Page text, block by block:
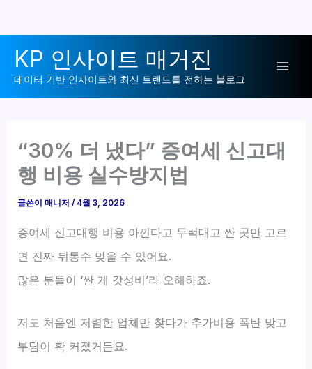
로
KP 인사이트 매거진
데이터 기반 인사이트와 최신 트렌드를 전하는 블로그
“30% 더 냈다” 증여세 신고대
행 비용 실수방지법
글쓴이매니저/ 4월 3, 2026
증여세 신고대행 비용 아낀다고 무턱대고 싼 곳만 고르
면 진짜 뒤통수 맞을 수 있어요.
많은 분들이 ‘싼 게 갓성비’라 오해하죠.
저도 처음엔 저렴한 업체만 찾다가 추가비용 폭탄 맞고
부담이 확 커졌거든요.